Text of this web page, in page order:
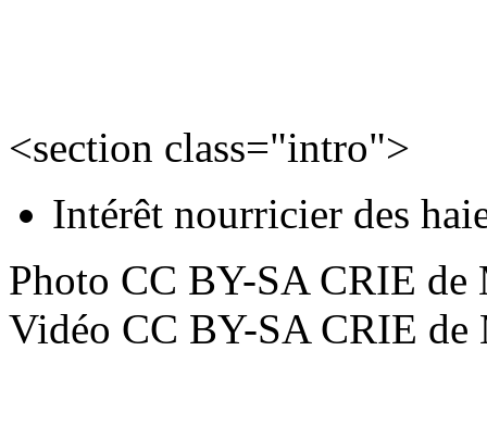
<section class="intro">
Intérêt nourricier des
Photo CC BY-SA CRIE de
Vidéo CC BY-SA CRIE de